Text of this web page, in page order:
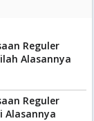
Reguler
Alasannya
Reguler
Alasannya